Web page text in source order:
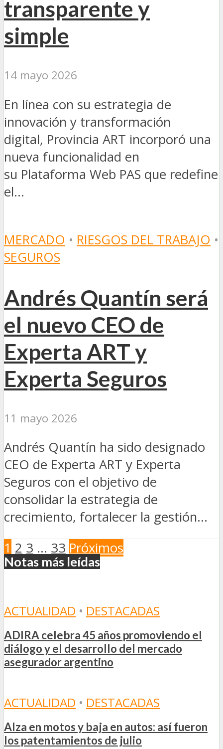
transparente y
simple
14 mayo 2026
En línea con su estrategia de
innovación y transformación
digital, Provincia ART incorporó una
nueva funcionalidad en
su Plataforma Web PAS que redefine
el...
MERCADO • RIESGOS DEL TRABAJO •
SEGUROS
Andrés Quantín será
el nuevo CEO de
Experta ART y
Experta Seguros
11 mayo 2026
Andrés Quantín ha sido designado
CEO de Experta ART y Experta
Seguros con el objetivo de
consolidar la estrategia de
crecimiento, fortalecer la gestión...
1 2 3 … 33 Próximos
Notas más leídas
ACTUALIDAD • DESTACADAS
ADIRA celebra 45 años promoviendo el
diálogo y el desarrollo del mercado
asegurador argentino
ACTUALIDAD • DESTACADAS
Alza en motos y baja en autos: así fueron
los patentamientos de julio